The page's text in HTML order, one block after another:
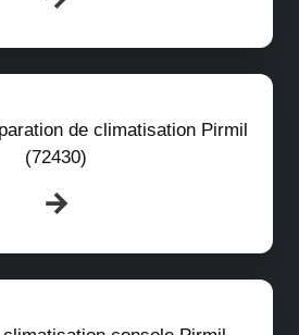
de climatisation Pirmil
(72430)